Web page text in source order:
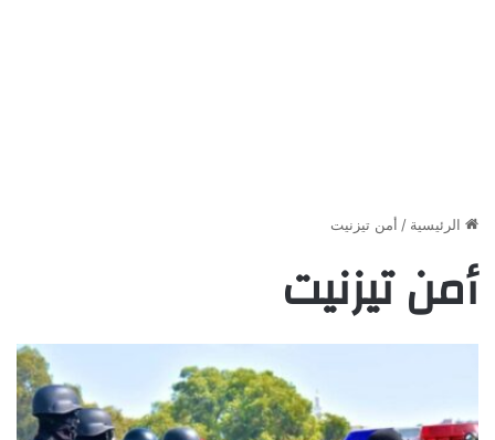
الرئيسية / أمن تيزنيت
أمن تيزنيت